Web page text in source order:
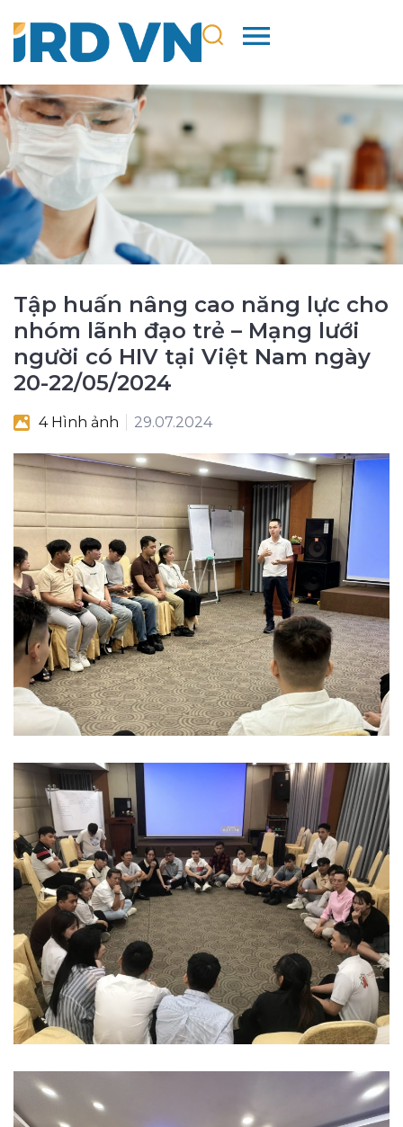
Tập huấn nâng cao năng lực cho
nhóm lãnh đạo trẻ – Mạng lưới
người có HIV tại Việt Nam ngày
20-22/05/2024
4 Hình ảnh 29.07.2024